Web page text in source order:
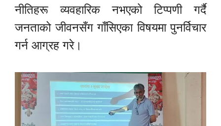
नीतिहरू व्यवहारिक नभएको टिप्पणी गर्दै
जनताको जीवनसँग गाँसिएका विषयमा पुनर्विचार
गर्न आग्रह गरे।